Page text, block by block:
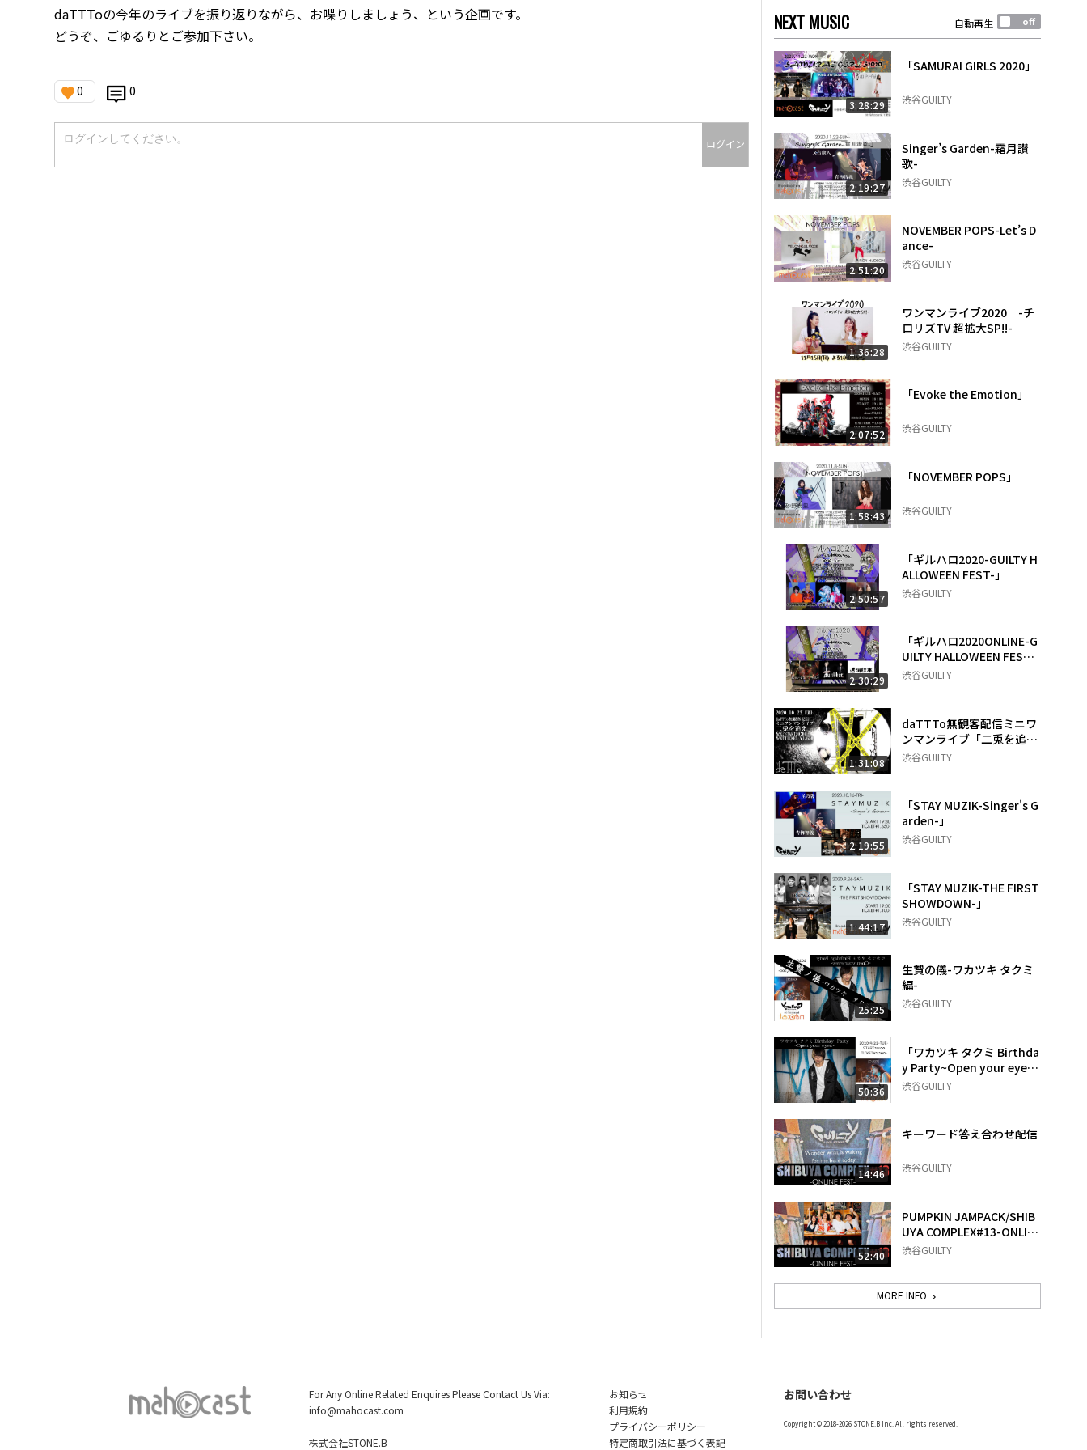
daTTToの今年のライブを振り返りながら、お喋りしましょう、という企画です。
どうぞ、ごゆるりとご参加下さい。
0 0
ログイン
NEXT MUSIC 自動再生
3:28:29
「SAMURAI GIRLS 2020」
渋谷GUILTY
2:19:27
Singer’s Garden-霜月讃
歌-
渋谷GUILTY
2:51:20
NOVEMBER POPS-Let’s D
ance-
渋谷GUILTY
1:36:28
ワンマンライブ2020 -チ
ロリズTV 超拡大SP!!-
渋谷GUILTY
2:07:52
「Evoke the Emotion」
渋谷GUILTY
1:58:43
「NOVEMBER POPS」
渋谷GUILTY
2:50:57
「ギルハロ2020-GUILTY H
ALLOWEEN FEST-」
渋谷GUILTY
2:30:29
「ギルハロ2020ONLINE-G
UILTY HALLOWEEN FEST
-」
渋谷GUILTY
1:31:08
daTTTo無観客配信ミニワ
ンマンライブ「二兎を追
え」
渋谷GUILTY
2:19:55
「STAY MUZIK-Singer's G
arden-」
渋谷GUILTY
1:44:17
「STAY MUZIK-THE FIRST
SHOWDOWN-」
渋谷GUILTY
25:25
生贄の儀-ワカツキ タクミ
編-
渋谷GUILTY
50:36
「ワカツキ タクミ Birthda
y Party~Open your eyes
~」
渋谷GUILTY
14:46
キーワード答え合わせ配信
渋谷GUILTY
52:40
PUMPKIN JAMPACK/SHIB
UYA COMPLEX#13-ONLIN
E FEST-
渋谷GUILTY
MORE INFO
For Any Online Related Enquires Please Contact Us Via:
info@mahocast.com
株式会社STONE.B
お知らせ
利用規約
プライバシーポリシー
特定商取引法に基づく表記
お問い合わせ
Copyright © 2018-2026 STONE.B Inc. All rights reserved.